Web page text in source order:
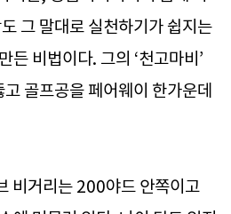
그 말대로 실천하기가 쉽지는
든 비법이다. 그의 ‘천고마비’
골프공을 페어웨이 한가운데
비거리는 200야드 안쪽이고